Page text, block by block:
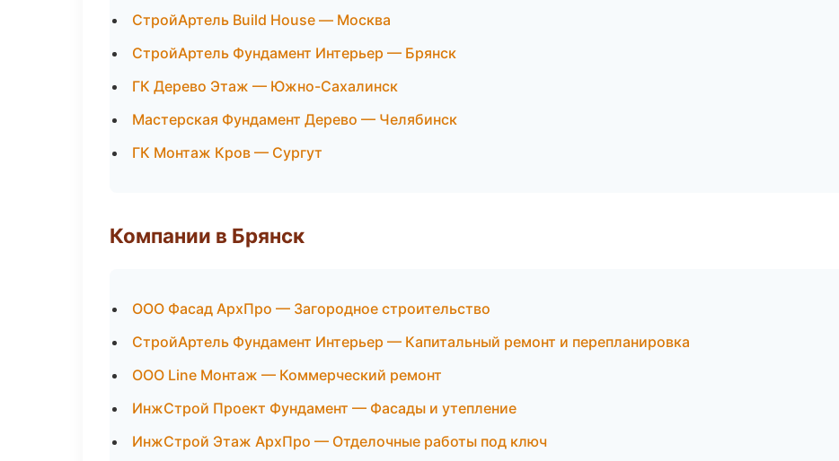
СтройАртель Build House — Москва
СтройАртель Фундамент Интерьер — Брянск
ГК Дерево Этаж — Южно-Сахалинск
Мастерская Фундамент Дерево — Челябинск
ГК Монтаж Кров — Сургут
Компании в Брянск
ООО Фасад АрхПро — Загородное строительство
СтройАртель Фундамент Интерьер — Капитальный ремонт и перепланировка
ООО Line Монтаж — Коммерческий ремонт
ИнжСтрой Проект Фундамент — Фасады и утепление
ИнжСтрой Этаж АрхПро — Отделочные работы под ключ